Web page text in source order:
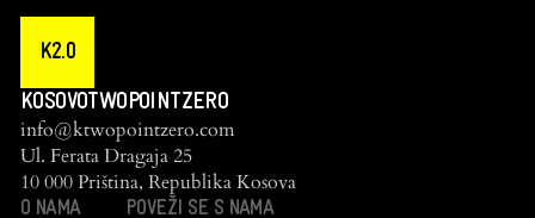
K2.0
KOSOVOTWOPOINTZERO
info@ktwopointzero.com
Ul. Ferata Dragaja 25
10 000 Priština, Republika Kosova
O NAMA
POVEŽI SE S NAMA